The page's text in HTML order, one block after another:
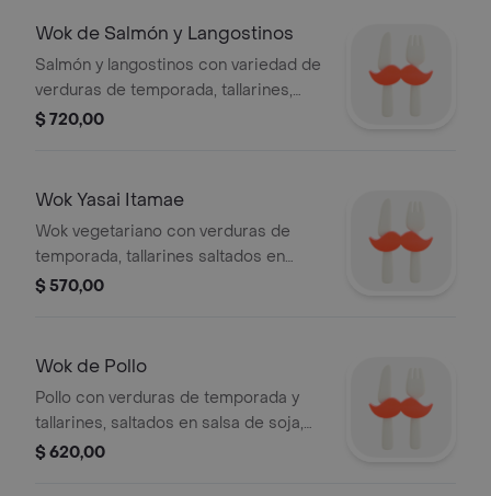
Wok de Salmón y Langostinos
Salmón y langostinos con variedad de
verduras de temporada, tallarines,
saltados en salsa de soja, jengibre y
$ 720,00
Wok Yasai Itamae
Wok vegetariano con verduras de
temporada, tallarines saltados en
salsa de soja, jengibre y ajo.
$ 570,00
Wok de Pollo
Pollo con verduras de temporada y
tallarines, saltados en salsa de soja,
jengibre y ajo.
$ 620,00